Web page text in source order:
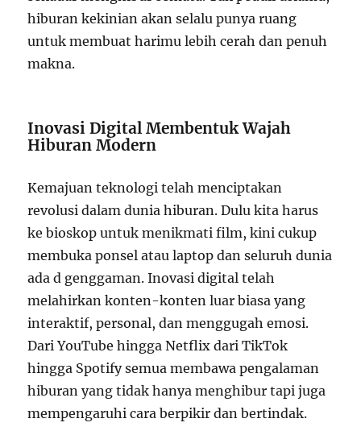
hiburan kekinian akan selalu punya ruang
untuk membuat harimu lebih cerah dan penuh
makna.
Inovasi Digital Membentuk Wajah
Hiburan Modern
Kemajuan teknologi telah menciptakan
revolusi dalam dunia hiburan. Dulu kita harus
ke bioskop untuk menikmati film, kini cukup
membuka ponsel atau laptop dan seluruh dunia
ada d genggaman. Inovasi digital telah
melahirkan konten-konten luar biasa yang
interaktif, personal, dan menggugah emosi.
Dari YouTube hingga Netflix dari TikTok
hingga Spotify semua membawa pengalaman
hiburan yang tidak hanya menghibur tapi juga
mempengaruhi cara berpikir dan bertindak.